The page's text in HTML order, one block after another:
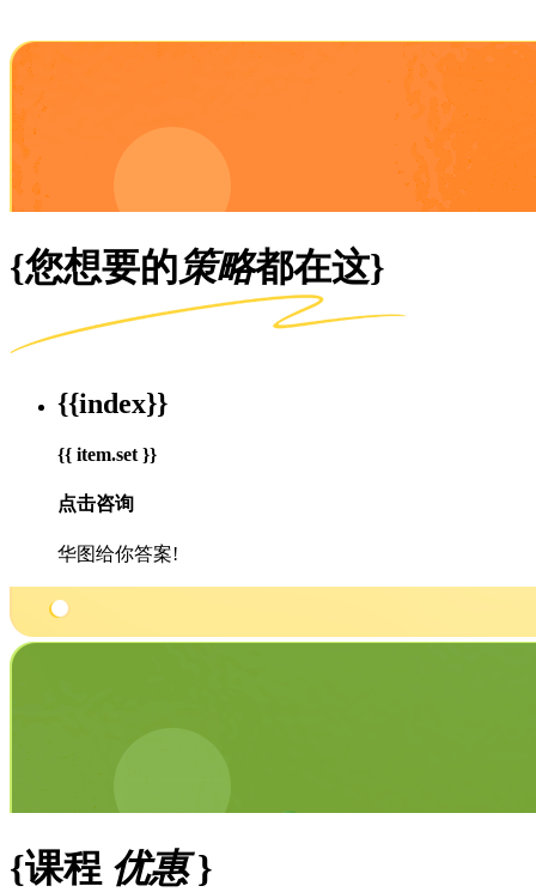
{您想要的策略都在这}
{{index}}
{{ item.set }}
点击咨询
华图给你答案!
{课程 优惠}